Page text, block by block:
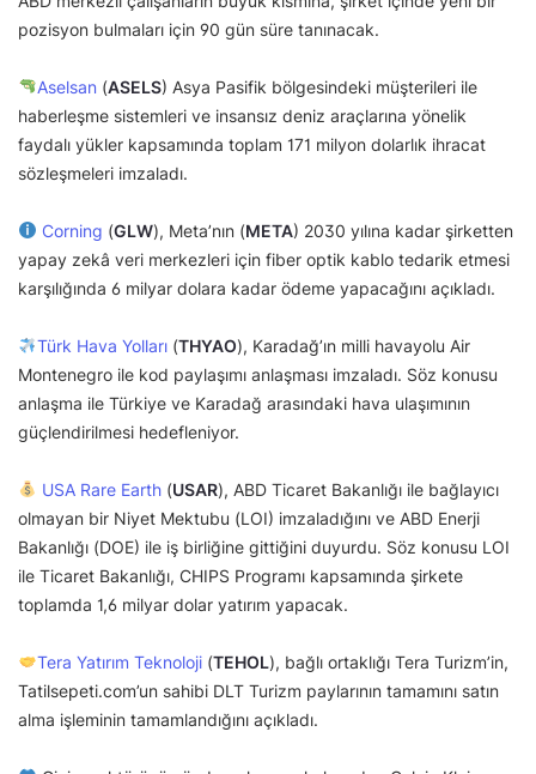
pozisyon bulmaları için 90 gün süre tanınacak.
Aselsan (ASELS) Asya Pasifik bölgesindeki müşterileri ile
haberleşme sistemleri ve insansız deniz araçlarına yönelik
faydalı yükler kapsamında toplam 171 milyon dolarlık ihracat
sözleşmeleri imzaladı.
Corning (GLW), Meta’nın (META) 2030 yılına kadar şirketten
yapay zekâ veri merkezleri için fiber optik kablo tedarik etmesi
karşılığında 6 milyar dolara kadar ödeme yapacağını açıkladı.
Türk Hava Yolları(THYAO), Karadağ’ın milli havayolu Air
Montenegro ile kod paylaşımı anlaşması imzaladı. Söz konusu
anlaşma ile Türkiye ve Karadağ arasındaki hava ulaşımının
güçlendirilmesi hedefleniyor.
USA Rare Earth(USAR), ABD Ticaret Bakanlığı ile bağlayıcı
olmayan bir Niyet Mektubu (LOI) imzaladığını ve ABD Enerji
Bakanlığı (DOE) ile iş birliğine gittiğini duyurdu. Söz konusu LOI
ile Ticaret Bakanlığı, CHIPS Programı kapsamında şirkete
toplamda 1,6 milyar dolar yatırım yapacak.
Tera Yatırım Teknoloji(TEHOL), bağlı ortaklığı Tera Turizm’in,
Tatilsepeti.com’un sahibi DLT Turizm paylarının tamamını satın
alma işleminin tamamlandığını açıkladı.